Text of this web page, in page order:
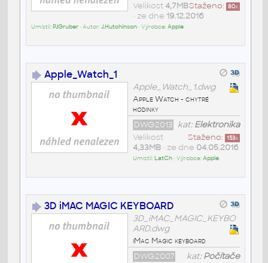
Staženo: 80x
Velikost 4,7MB
• ze dne 19.12.2016
Umístil: PJGruber• Autor:J.Hutchinson• Výrobce:Apple
Apple_Watch_1
Apple_Watch_1.dwg
Apple Watch - chytré
hodinky
kat:Elektronika
DWG2013
Staženo: 153x
Velikost
4,33MB• ze dne 04.05.2016
Umístil: LatCh• Výrobce:Apple
3D iMAC MAGIC KEYBOARD
3D_iMAC_MAGIC_KEYBO
ARD.dwg
iMac Magic keyboard
kat:Počítače
DWG2007